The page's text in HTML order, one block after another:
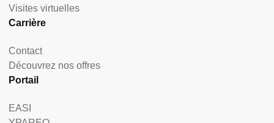
Visites virtuelles
Carrière
Contact
Découvrez nos offres
Portail
EASI